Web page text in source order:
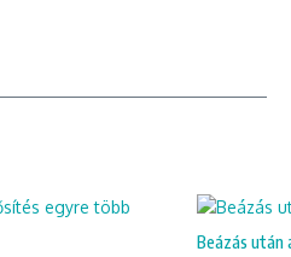
Beázás után